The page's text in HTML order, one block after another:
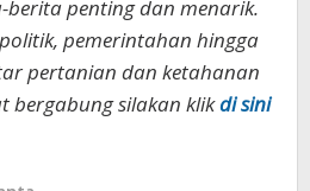
berita penting dan menarik.
pemerintahan hingga
pertanian dan ketahanan
bergabung silakan klikdi sini